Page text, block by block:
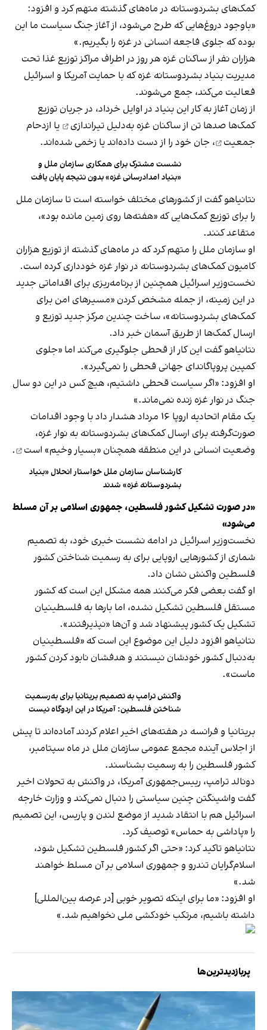
کمک‌های بشردوستانه در ماه‌های گذشته متهم کرد و افزود:
«باوجود دروغ‌هایی که طرح می‌شود، از آغاز جنگ سیاست ما این
بوده که جلوی فاجعه انسانی در غزه را بگیریم.»
هزاران نفر از ساکنان غزه هر روز در اطراف مراکز توزیع غذا تحت
مدیریت بنیاد بشردوستانه غزه که با حمایت آمریکا و اسرائیل
فعالیت می‌کند، جمع می‌شوند.
از زمان آغاز به کار این بنیاد در اوایل خرداد، در جریان توزیع
کمک‌ها صدها تن از ساکنان غزه به‌دلیل تیراندازی یا ازدحام
جمعیت
، جان خود را از دست داده‌اند یا زخمی شده‌اند.
نشست مشترک برای همکاری سازمان ملل و
«بنیاد امدادرسانی غزه» بدون نتیجه پایان یافت
نتانیاهو گفت از کشورهای مختلف خواسته است تا سازمان ملل
را برای توزیع کمک‌هایی که «هفته‌ها روی زمین مانده بود»،
متقاعد کنند.
او سازمان ملل را متهم کرد که در ماه‌های گذشته از توزیع هزاران
کامیون کمک‌های بشردوستانه در نوار غزه خودداری کرده است.
نخست‌وزیر اسرائیل همچنین از برنامه‌ریزی برای اقداماتی جدید
در این زمینه، از جمله مشخص کردن «مسیرهای امن برای
کمک‌های بشردوستانه»، ساخت چندین مرکز جدید توزیع و
ارسال کمک‌ها از طریق آسمان خبر داد.
نتانیاهو گفت این کار از قحطی جلوگیری می‌کند اما «جلوی
کمپین پروپاگاندای جهانی قحطی را نمی‌گیرد».
او افزود: «اگر سیاست قحطی داشتیم، هیچ کس در این دو سال
جنگ در نوار غزه زنده نمی‌ماند.»
یک مقام اتحادیه اروپا ۱۶ مرداد هشدار داد با وجود اقدامات
صورت‌گرفته برای ارسال کمک‌های بشردوستانه به نوار غزه،‌
وضعیت انسانی در این منطقه همچنان «بسیار وخیم» است .
کارشناسان سازمان ملل خواستار انحلال «بنیاد
بشردوستانه غزه» شدند
«در صورت تشکیل کشور فلسطین، جمهوری اسلامی بر آن مسلط
می‌شود»
نخست‌وزیر اسرائیل در ادامه نشست خبری خود، به تصمیم
شماری از کشورهایی اروپایی برای به رسمیت شناختن کشور
فلسطین واکنش نشان داد.
او گفت بعضی فکر می‌کنند همه مشکل این است که کشور
مستقل فلسطین تشکیل نشده، اما بارها به فلسطینیان
تشکیل یک کشور پیشنهاد شد و آن‌ها «نپذیرفتند».
نتانیاهو افزود دلیل این موضوع این است که «فلسطینیان
به‌دنبال کشور خودشان نیستند و هدفشان نابود کردن کشور
ماست».
واکنش ترامپ به تصمیم بریتانیا برای به‌رسمیت
شناختن فلسطین: آمریکا در این اردوگاه نیست
بریتانیا و فرانسه در هفته‌های اخیر اعلام کردند آماده‌اند تا پیش
از اجلاس آینده مجمع عمومی سازمان ملل در ماه سپتامبر،
کشور فلسطین را به ‌رسمیت بشناسند.
دونالد ترامپ، رییس‌جمهوری آمریکا، در واکنش به تحولات اخیر
گفت واشینگتن چنین سیاستی را دنبال نمی‌کند و وزارت خارجه
اسرائیل هم با انتقاد شدید از موضع لندن و پاریس، این تصمیم
را «پاداشی به حماس» توصیف کرد.
نتانیاهو تاکید کرد: «حتی اگر کشور فلسطین تشکیل شود،
اسلام‌گرایان تندرو و جمهوری اسلامی بر آن مسلط خواهند
شد.»
او افزود: «ما برای اینکه تصویر خوبی [در عرصه بین‌المللی]
داشته باشیم، مرتکب خودکشی ملی نخواهیم شد.»
پربازدیدترین‌ها